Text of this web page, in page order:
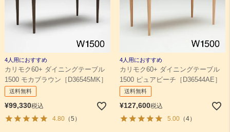
4人用におすすめ
カリモク60+ ダイニングテーブル
1500 モカブラウン［D36545MK］
送料無料
¥99,330税込
4.80（5）
4人用におすすめ
カリモク60+ ダイニングテーブル
1500 ピュアビーチ［D36544AE］
送料無料
¥127,600税込
5.00（4）